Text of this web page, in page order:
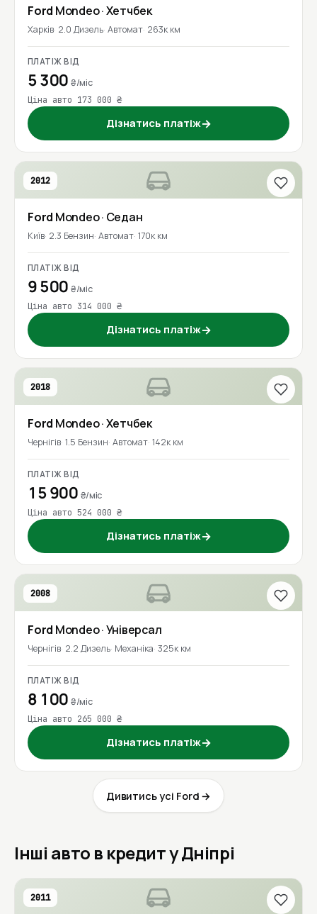
Ford Mondeo· Хетчбек
Харків 2.0 Дизель Автомат 263к км
ПЛАТІЖ ВІД
5 300₴/міс
Ціна авто 173 000 ₴
Дізнатись платіж→
2012
Ford Mondeo· Седан
Київ 2.3 Бензин Автомат 170к км
ПЛАТІЖ ВІД
9 500₴/міс
Ціна авто 314 000 ₴
Дізнатись платіж→
2018
Ford Mondeo· Хетчбек
Чернігів 1.5 Бензин Автомат 142к км
ПЛАТІЖ ВІД
15 900 ₴/міс
Ціна авто 524 000 ₴
Дізнатись платіж→
2008
Ford Mondeo· Універсал
Чернігів 2.2 Дизель Механіка 325к км
ПЛАТІЖ ВІД
8 100₴/міс
Ціна авто 265 000 ₴
Дізнатись платіж→
Дивитись усі Ford →
Інші авто в кредит у Дніпрі
2011